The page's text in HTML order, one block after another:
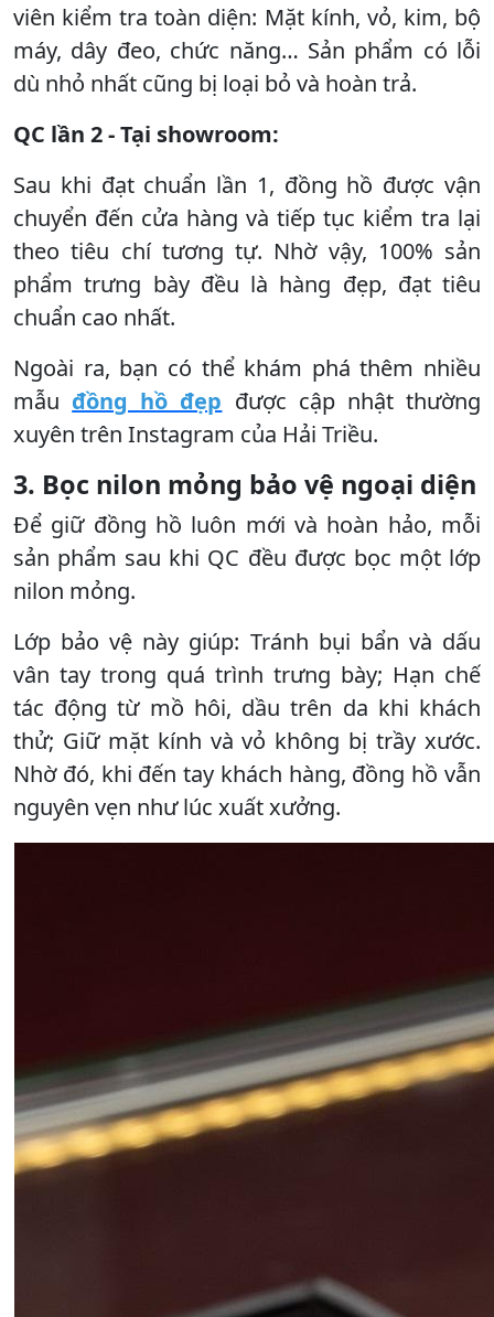
viên kiểm tra toàn diện: Mặt kính, vỏ, kim, bộ
máy, dây đeo, chức năng… Sản phẩm có lỗi
dù nhỏ nhất cũng bị loại bỏ và hoàn trả.
QC lần 2 - Tại showroom:
Sau khi đạt chuẩn lần 1, đồng hồ được vận
chuyển đến cửa hàng và tiếp tục kiểm tra lại
theo tiêu chí tương tự. Nhờ vậy, 100% sản
phẩm trưng bày đều là hàng đẹp, đạt tiêu
chuẩn cao nhất.
Ngoài ra, bạn có thể khám phá thêm nhiều
mẫu đồng hồ đẹp được cập nhật thường
xuyên trên Instagram của Hải Triều.
3. Bọc nilon mỏng bảo vệ ngoại diện
Để giữ đồng hồ luôn mới và hoàn hảo, mỗi
sản phẩm sau khi QC đều được bọc một lớp
nilon mỏng.
Lớp bảo vệ này giúp: Tránh bụi bẩn và dấu
vân tay trong quá trình trưng bày; Hạn chế
tác động từ mồ hôi, dầu trên da khi khách
thử; Giữ mặt kính và vỏ không bị trầy xước.
Nhờ đó, khi đến tay khách hàng, đồng hồ vẫn
nguyên vẹn như lúc xuất xưởng.